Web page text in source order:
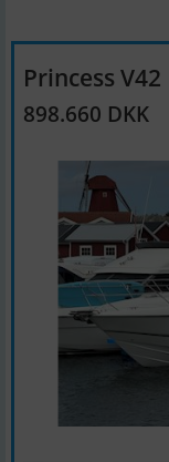
Princess V42
898.660 DKK